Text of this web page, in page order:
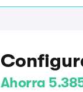
Ahorra